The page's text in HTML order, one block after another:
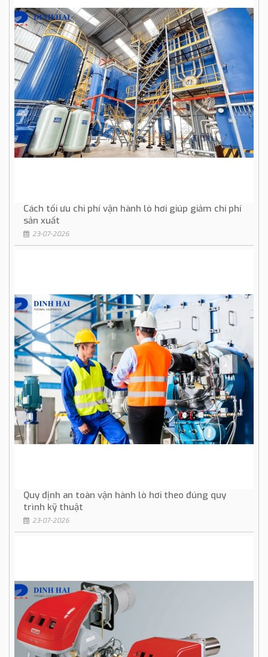
Cách tối ưu chi phí vận hành lò hơi giúp giảm chi phí
sản xuất
23-07-2026
Quy định an toàn vận hành lò hơi theo đúng quy
trình kỹ thuật
23-07-2026